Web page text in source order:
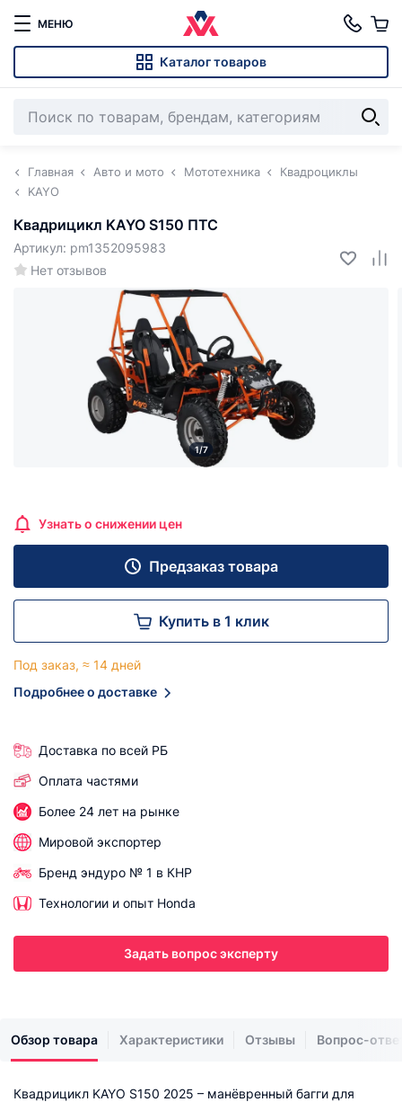
МЕНЮ
Каталог товаров
Главная Авто и мото Мототехника
Квадроциклы
KAYO
Квадрицикл KAYO S150 ПТС
Нет отзывов
Артикул: pm1352095983
1/7
Узнать о снижении цен
Предзаказ товара
Купить в 1 клик
Под заказ, ≈ 14 дней
Подробнее о доставке
Доставка по всей РБ
Оплата частями
Более 24 лет на рынке
Мировой экспортер
Бренд эндуро № 1 в КНР
Технологии и опыт Honda
Задать вопрос эксперту
Обзор товара Характеристики Отзывы Вопрос-
Квадрицикл KAYO S150 2025 – манёвренный багги для